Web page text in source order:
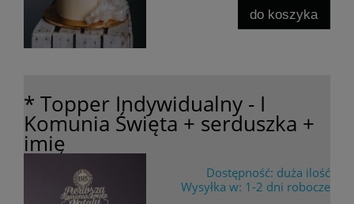
do koszyka
* Topper Indywidualny - I
Komunia Święta + serduszka +
imię
Dostępność: duża ilość
Wysyłka w: 1-2 dni robocze